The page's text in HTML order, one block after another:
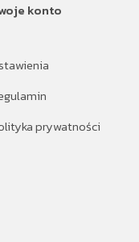
konto
prywatności